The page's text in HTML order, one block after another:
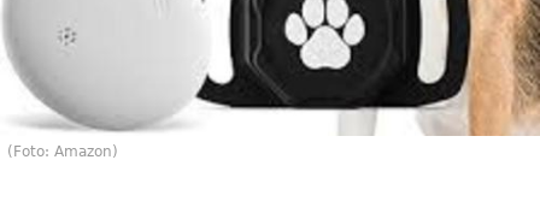
(Foto: Amazon)